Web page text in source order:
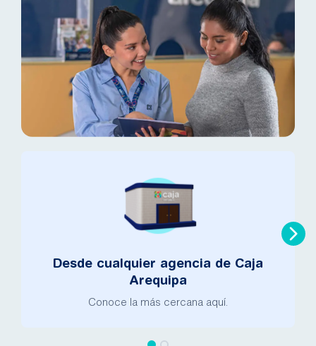
Desde cualquier agencia de Caja
Arequipa
Conoce la más cercana aquí.